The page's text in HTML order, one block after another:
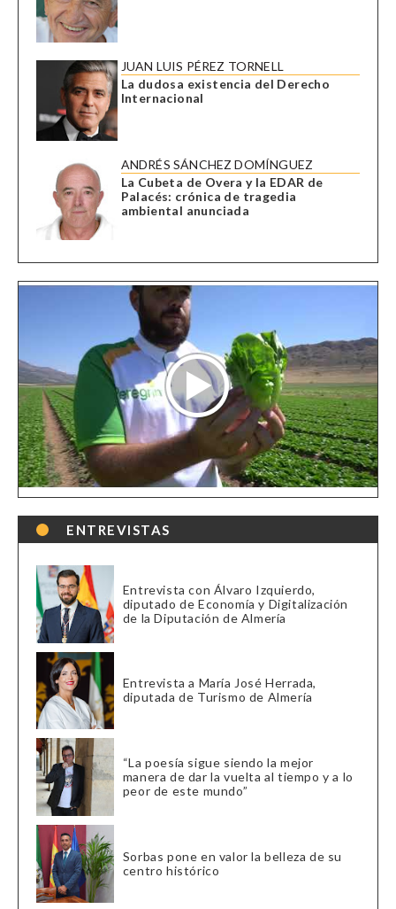
JUAN LUIS PÉREZ TORNELL
La dudosa existencia del Derecho
Internacional
ANDRÉS SÁNCHEZ DOMÍNGUEZ
La Cubeta de Overa y la EDAR de
Palacés: crónica de tragedia
ambiental anunciada
ENTREVISTAS
Entrevista con Álvaro Izquierdo,
diputado de Economía y Digitalización
de la Diputación de Almería
Entrevista a María José Herrada,
diputada de Turismo de Almería
“La poesía sigue siendo la mejor
manera de dar la vuelta al tiempo y a lo
peor de este mundo”
Sorbas pone en valor la belleza de su
centro histórico